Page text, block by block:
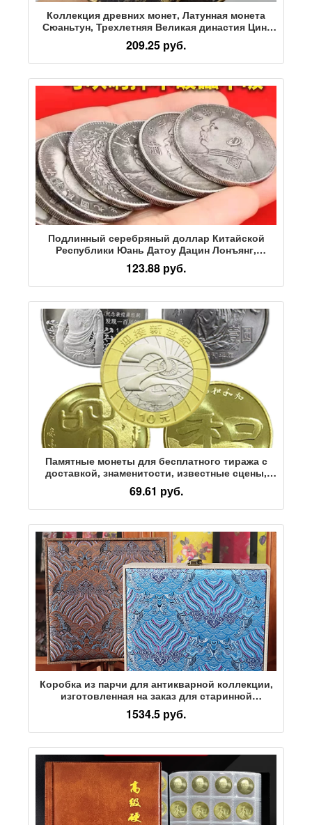
Коллекция древних монет, Латунная монета
Сюаньтун, Трехлетняя Великая династия Цин,
Пятиконечный Дракон, Медная монета, Медный
Юань, 39 мм
209.25 руб.
Подлинный серебряный доллар Китайской
Республики Юань Датоу Дацин Лонъянг,
Трехлетнее наследие предков из
Стерлингового серебра, Старинные предметы
из океана, Настоящая коллекция монет из
123.88 руб.
Памятные монеты для бесплатного тиража с
доставкой, знаменитости, известные сцены,
культурные юбилеи, все виды памятных монет
являются дополнительными
69.61 руб.
Коробка из парчи для антикварной коллекции,
изготовленная на заказ для старинной
каллиграфии и живописи, коробка для
хранения почтовых монет, коробка для
упаковки подарков в китайском стиле, коробка
1534.5 руб.